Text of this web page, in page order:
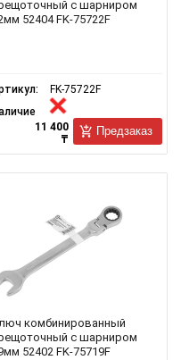
с шарниром
52404 FK-75722F
FK-75722F
11 400
₸
Предзаказ
комбинированный
с шарниром
52402 FK-75719F